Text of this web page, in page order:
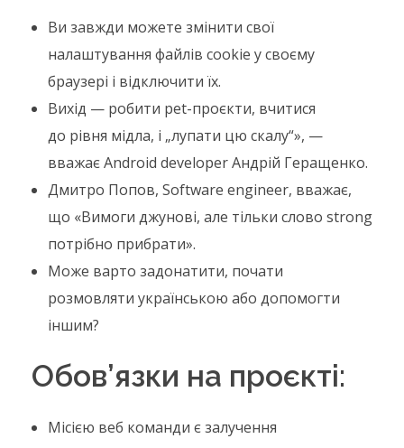
Ви завжди можете змінити свої
налаштування файлів cookie у своєму
браузері і відключити їх.
Вихід — робити pet-проєкти, вчитися
до рівня мідла, і „лупати цю скалу“», —
вважає Android developer Андрій Геращенко.
Дмитро Попов, Software engineer, вважає,
що «Вимоги джунові, але тільки слово strong
потрібно прибрати».
Може варто задонатити, почати
розмовляти українською або допомогти
іншим?
Обов’язки на проєкті:
Місією веб команди є залучення